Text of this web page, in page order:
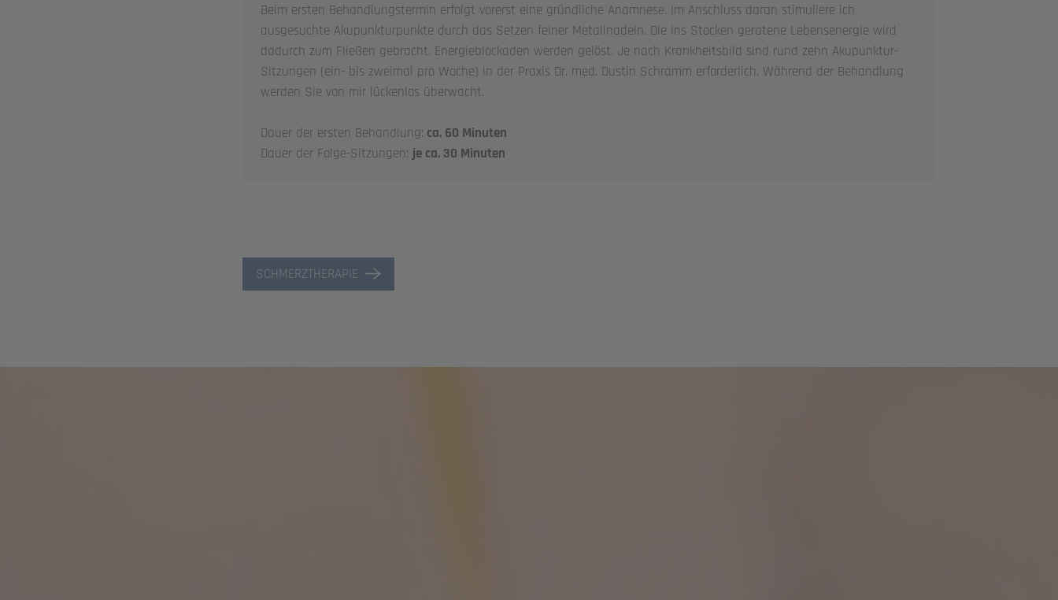
Beim ersten Behandlungstermin erfolgt vorerst eine gründliche Anamnese. Im Anschluss daran stimuliere ich
ausgesuchte Akupunkturpunkte durch das Setzen feiner Metallnadeln. Die ins Stocken geratene Lebensenergie wird
dadurch zum Fließen gebracht. Energieblockaden werden gelöst. Je nach Krankheitsbild sind rund zehn Akupunktur-
Sitzungen (ein- bis zweimal pro Woche) in der Praxis Dr. med. Dustin Schramm erforderlich. Während der Behandlung
werden Sie von mir lückenlos überwacht.
Dauer der ersten Behandlung: ca. 60 Minuten
Dauer der Folge-Sitzungen: je ca. 30 Minuten
SCHMERZTHERAPIE